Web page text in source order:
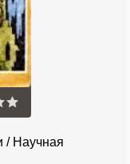
/ Научная